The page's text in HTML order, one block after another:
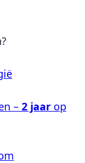
– 2 jaar op